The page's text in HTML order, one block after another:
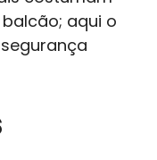
aqui o